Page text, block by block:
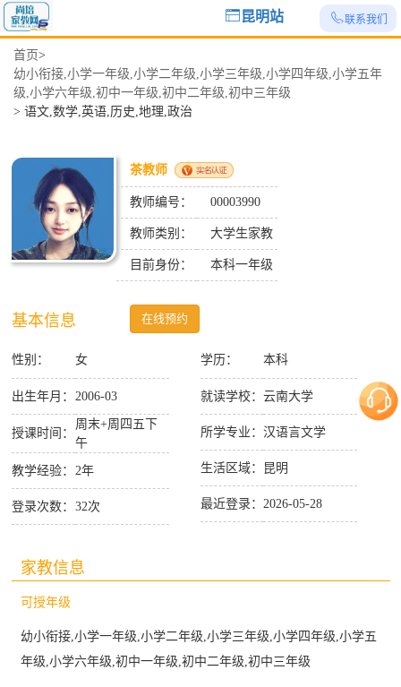
联系我们
昆明站
首页>
幼小衔接,小学一年级,小学二年级,小学三年级,小学四年级,小学五年
级,小学六年级,初中一年级,初中二年级,初中三年级
> 语文,数学,英语,历史,地理,政治
茶教师
教师编号： 00003990
教师类别： 大学生家教
目前身份： 本科一年级
基本信息 在线预约
性别： 女
出生年月： 2006-03
授课时间：
周末+周四五下
午
教学经验： 2年
登录次数： 32次
学历： 本科
就读学校： 云南大学
所学专业： 汉语言文学
生活区域： 昆明
最近登录： 2026-05-28
家教信息
可授年级
幼小衔接,小学一年级,小学二年级,小学三年级,小学四年级,小学五
年级,小学六年级,初中一年级,初中二年级,初中三年级